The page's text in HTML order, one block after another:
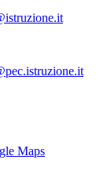
Maps